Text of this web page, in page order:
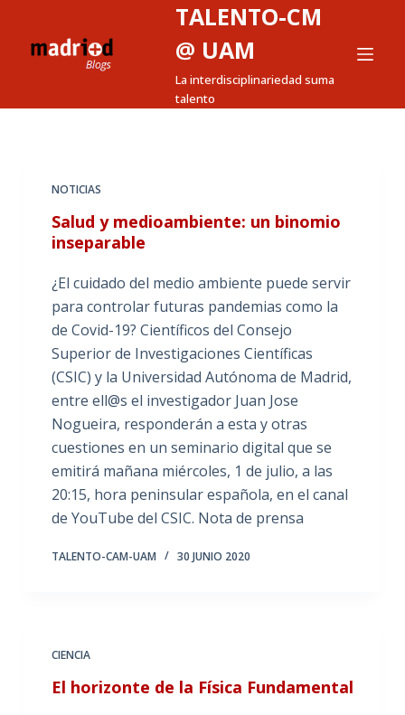
a
TALENTO-CM
@ UAM
La interdisciplinariedad suma
talento
NOTICIAS
Salud y medioambiente: un binomio
inseparable
¿El cuidado del medio ambiente puede servir
para controlar futuras pandemias como la
de Covid-19? Científicos del Consejo
Superior de Investigaciones Científicas
(CSIC) y la Universidad Autónoma de Madrid,
entre ell@s el investigador Juan Jose
Nogueira, responderán a esta y otras
cuestiones en un seminario digital que se
emitirá mañana miércoles, 1 de julio, a las
20:15, hora peninsular española, en el canal
de YouTube del CSIC. Nota de prensa
TALENTO-CAM-UAM 30 JUNIO 2020
CIENCIA
El horizonte de la Física Fundamental